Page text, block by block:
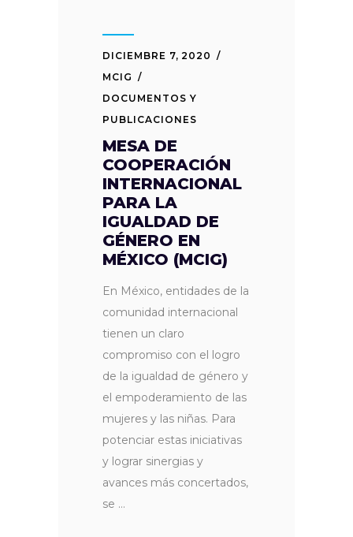
DICIEMBRE 7, 2020
MCIG
DOCUMENTOS Y
PUBLICACIONES
MESA DE
COOPERACIÓN
INTERNACIONAL
PARA LA
IGUALDAD DE
GÉNERO EN
MÉXICO (MCIG)
En México, entidades de la
comunidad internacional
tienen un claro
compromiso con el logro
de la igualdad de género y
el empoderamiento de las
mujeres y las niñas. Para
potenciar estas iniciativas
y lograr sinergias y
avances más concertados,
se